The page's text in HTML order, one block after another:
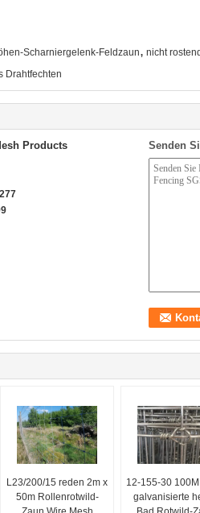
Scharniergelenk-Feldzaun, nicht
Drahtfechten
Products
Senden
L23/200/15 reden 2m x
50m Rollenrotwild-
12-155-30
galvanisierte